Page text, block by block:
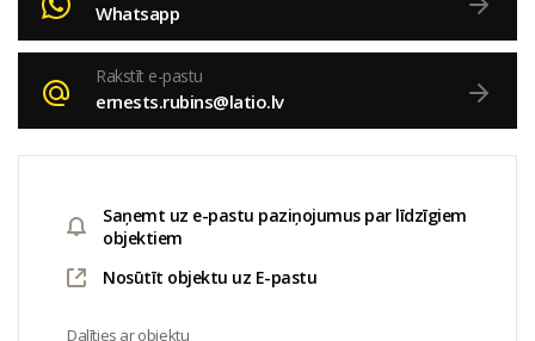
Whatsapp
Rakstīt e-pastu
ernests.rubins@latio.lv
Saņemt uz e-pastu paziņojumus par līdzīgiem
objektiem
Nosūtīt objektu uz E-pastu
Dalīties ar objektu